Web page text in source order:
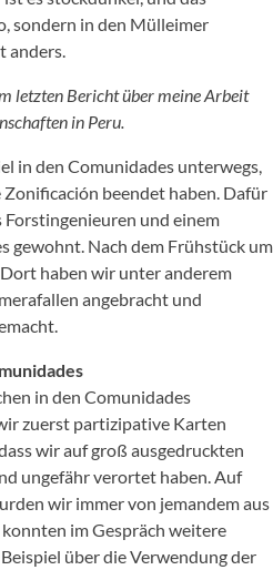
sondern in den Mülleimer
anders.
letzten Bericht über meine Arbeit
in Peru.
in den Comunidades unterwegs,
beendet haben. Dafür
Forstingenieuren und einem
gewohnt. Nach dem Frühstück um
haben wir unter anderem
angebracht und
in den Comunidades
zuerst partizipative Karten
wir auf groß ausgedruckten
ungefähr verortet haben. Auf
wir immer von jemandem aus
im Gespräch weitere
über die Verwendung der